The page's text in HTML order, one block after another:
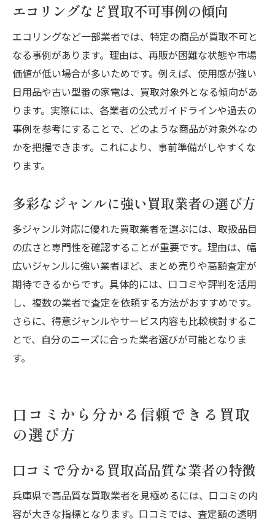
エコリングなど買取不可事例の傾向
エコリングなど一部業者では、特定の商品が買取不可と
なる事例があります。理由は、再販が困難な状態や市場
価値が低い場合が多いためです。例えば、使用感が強い
日用品や古い型番の家電は、買取対象外となる傾向があ
ります。実際には、各業者の公式ガイドラインや過去の
事例を参考にすることで、どのような商品が対象外なの
かを把握できます。これにより、事前準備がしやすくな
ります。
多彩なジャンルに強い買取業者の選び方
多ジャンル対応に優れた買取業者を選ぶには、取扱品目
の広さと専門性を確認することが重要です。理由は、幅
広いジャンルに強い業者ほど、まとめ売りや高額査定が
期待できるからです。具体的には、口コミや評判を活用
し、複数の業者で査定を依頼する方法がおすすめです。
さらに、得意ジャンルやサービス内容も比較検討するこ
とで、自分のニーズに合った業者選びが可能となりま
す。
口コミから分かる信頼できる買取
の選び方
口コミで分かる買取高品質な業者の特徴
兵庫県で高品質な買取業者を見極めるには、口コミの内
容が大きな指標となります。口コミでは、査定額の透明